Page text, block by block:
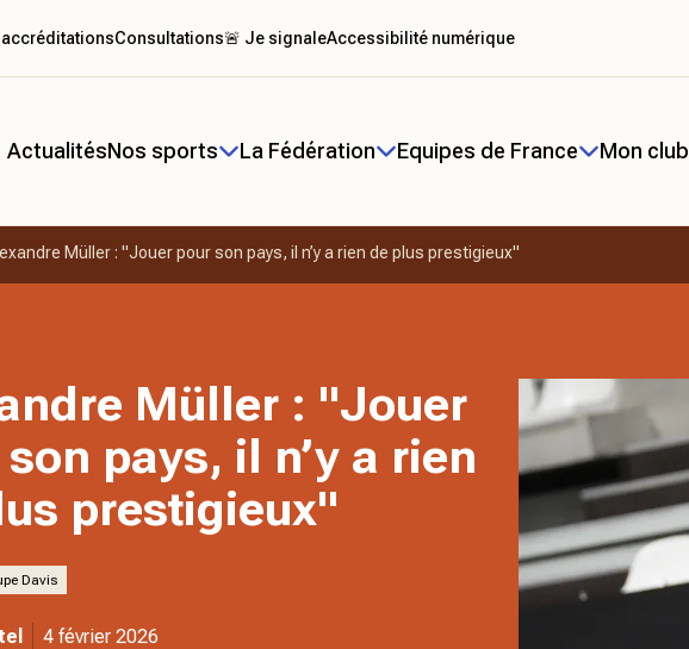
ActualitésNos sports La Fédération Equipes de France Mon club
accréditationsConsultations🚨 Je signaleAccessibilité numérique
Müller : "Jouer pour son pays, il n’y a rien de plus prestigieux"
Müller : "Jouer
pays, il n’y a rien
prestigieux"
Davis
4 février 2026